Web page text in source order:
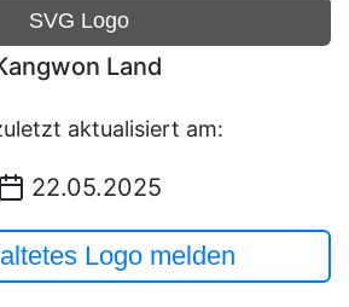
SVG Logo
Land
aktualisiert am:
22.05.2025
Logo melden